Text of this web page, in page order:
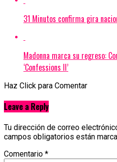
31 Minutos confirma gira
Madonna marca su regreso:
‘Confessions II’
Haz Click para Comentar
Leave a Reply
Tu dirección de correo
campos obligatorios están
Comentario *